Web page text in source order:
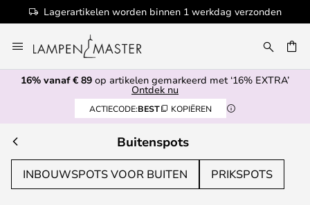
100+ designermerken
naar
de
inhoud
16% vanaf € 89 op artikelen gemarkeerd met ‘16% EXTRA’
Ontdek nu
ACTIECODE:BEST KOPIËREN
Buitenspots
INBOUWSPOTS VOOR BUITEN PRIKSPOTS